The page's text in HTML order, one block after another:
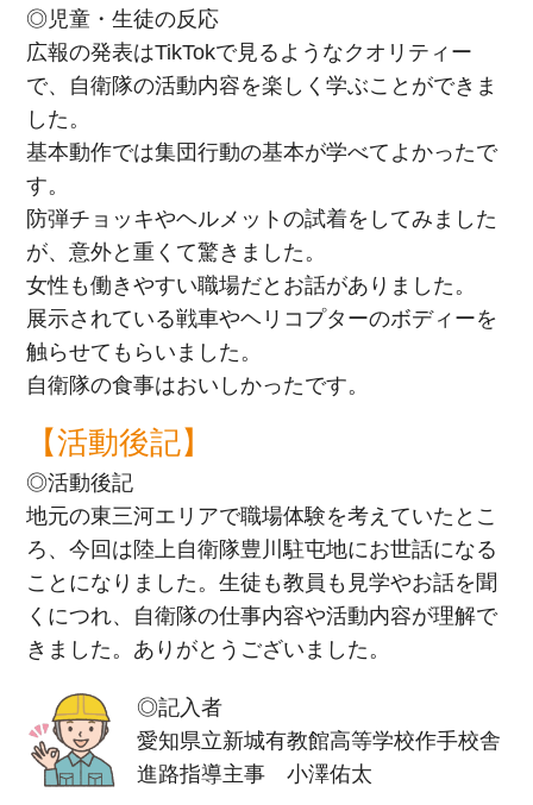
◎児童・生徒の反応
広報の発表はTikTokで見るようなクオリティー
で、自衛隊の活動内容を楽しく学ぶことができま
した。
基本動作では集団行動の基本が学べてよかったで
す。
防弾チョッキやヘルメットの試着をしてみました
が、意外と重くて驚きました。
女性も働きやすい職場だとお話がありました。
展示されている戦車やヘリコプターのボディーを
触らせてもらいました。
自衛隊の食事はおいしかったです。
【活動後記】
◎活動後記
地元の東三河エリアで職場体験を考えていたとこ
ろ、今回は陸上自衛隊豊川駐屯地にお世話になる
ことになりました。生徒も教員も見学やお話を聞
くにつれ、自衛隊の仕事内容や活動内容が理解で
きました。ありがとうございました。
◎記入者
愛知県立新城有教館高等学校作手校舎
進路指導主事 小澤佑太